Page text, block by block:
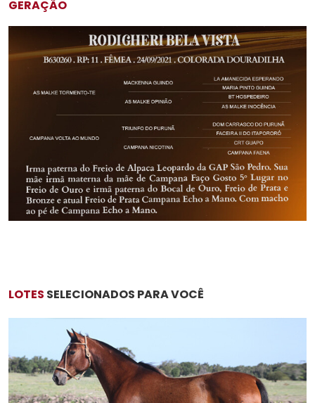
GERAÇÃO
LOTES SELECIONADOS PARA VOCÊ